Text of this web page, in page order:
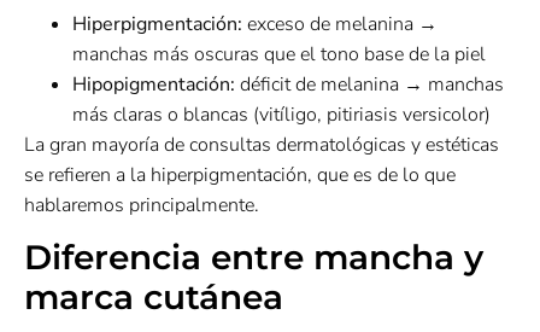
Hiperpigmentación: exceso de melanina →
manchas más oscuras que el tono base de la piel
Hipopigmentación: déficit de melanina → manchas
más claras o blancas (vitíligo, pitiriasis versicolor)
La gran mayoría de consultas dermatológicas y estéticas
se refieren a la hiperpigmentación, que es de lo que
hablaremos principalmente.
Diferencia entre mancha y
marca cutánea